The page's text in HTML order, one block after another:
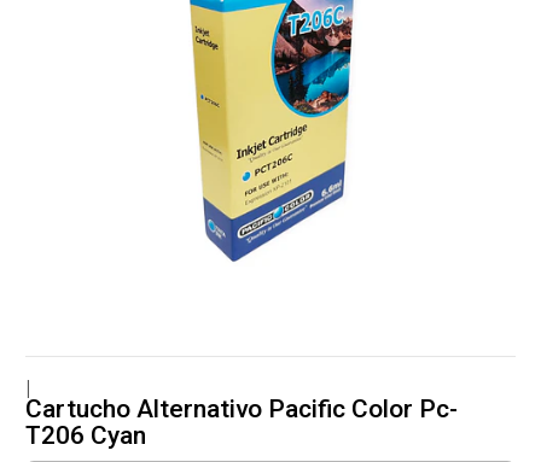
Cartucho Alternativo Pacific Color Pc-
T206 Cyan